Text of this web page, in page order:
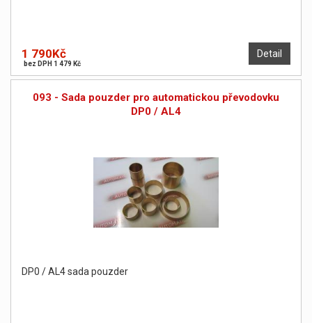
Detail
1 790Kč
bez DPH 1 479 Kč
093 - Sada pouzder pro automatickou převodovku
DP0 / AL4
DP0 / AL4 sada pouzder